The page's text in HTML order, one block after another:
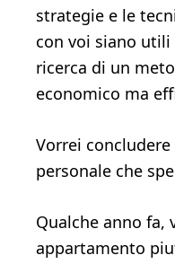
strategie e le
con voi siano
ricerca di un
economico ma
Vorrei
personale che
Qualche anno fa,
appartamento